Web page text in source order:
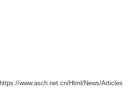
https://www.asch.net.cn/Html/News/Articles/